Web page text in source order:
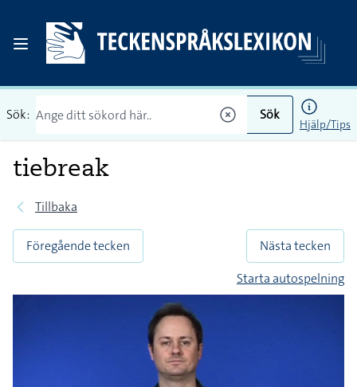
Sök: Sök
Hjälp/Tips
tiebreak
Tillbaka
Föregående tecken
Nästa tecken
Starta autospelning